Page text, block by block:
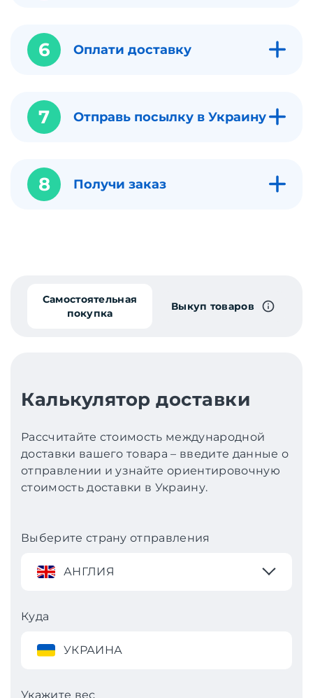
6 Оплати доставку
7 Отправь посылку в Украину
8 Получи заказ
Самостоятельная
покупка
Выкуп товаров
Калькулятор доставки
Рассчитайте стоимость международной
доставки вашего товара – введите данные о
отправлении и узнайте ориентировочную
стоимость доставки в Украину.
Выберите страну отправления
АНГЛИЯ
Куда
УКРАИНА
Укажите вес